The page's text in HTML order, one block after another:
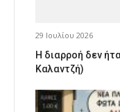
29 Ιουλίου 2026
Η διαρροή δεν
Καλαντζή)